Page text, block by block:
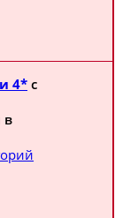
4* с
в